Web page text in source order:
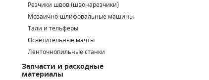
Резчики швов (швонарезчики)
Мозаично-шлифовальные машины
Тали и тельферы
Осветительные мачты
Ленточнопильные станки
Запчасти и расходные
материалы
ПОРШНЕВЫЕ БЛОКИ
ДЕТАЛИ ПОРШНЕВЫХ КОМПРЕССОРОВ
ДЕТАЛИ СПИРАЛЬНЫХ КОМПРЕССОРОВ
ДЕТАЛИ НАСОСНОЙ ЧАСТИ